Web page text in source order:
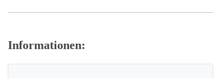
Informationen: